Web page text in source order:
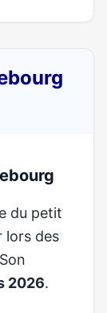
du petit
lors des
2026.